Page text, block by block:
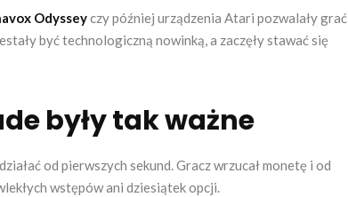
Odysseyczy później urządzenia Atari pozwalały grać
być technologiczną nowinką, a zaczęły stawać się
były tak ważne
od pierwszych sekund. Gracz wrzucał monetę i od
wstępów ani dziesiątek opcji.